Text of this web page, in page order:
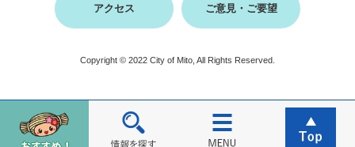
アクセス ご意見・ご要望
Copyright © 2022 City of Mito, All Rights Reserved.